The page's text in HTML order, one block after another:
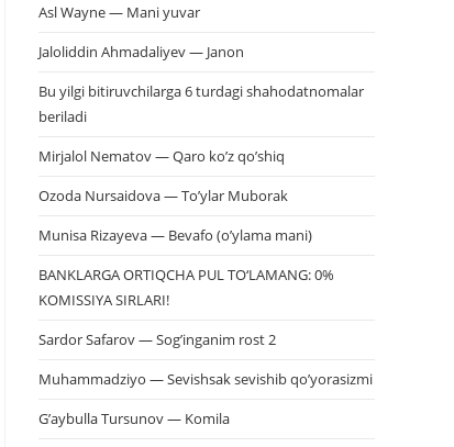
Asl Wayne — Mani yuvar
Jaloliddin Ahmadaliyev — Janon
Bu yilgi bitiruvchilarga 6 turdagi shahodatnomalar
beriladi
Mirjalol Nematov — Qaro ko’z qo’shiq
Ozoda Nursaidova — To’ylar Muborak
Munisa Rizayeva — Bevafo (o’ylama mani)
BANKLARGA ORTIQCHA PUL TO‘LAMANG: 0%
KOMISSIYA SIRLARI!
Sardor Safarov — Sog’inganim rost 2
Muhammadziyo — Sevishsak sevishib qo’yorasizmi
G’aybulla Tursunov — Komila